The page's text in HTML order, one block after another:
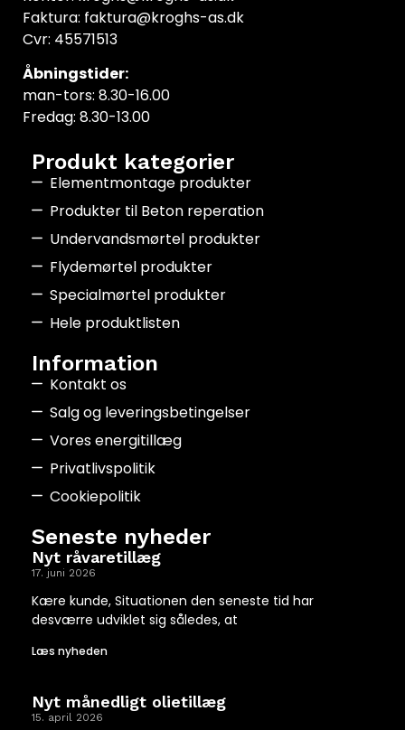
Faktura: faktura@kroghs-as.dk
Cvr: 45571513
Åbningstider:
man-tors: 8.30-16.00
Fredag: 8.30-13.00
Produkt kategorier
Elementmontage produkter
Produkter til Beton reperation
Undervandsmørtel produkter
Flydemørtel produkter
Specialmørtel produkter
Hele produktlisten
Information
Kontakt os
Salg og leveringsbetingelser
Vores energitillæg
Privatlivspolitik
Cookiepolitik
Seneste nyheder
Nyt råvaretillæg
17. juni 2026
Kære kunde, Situationen den seneste tid har
desværre udviklet sig således, at
Læs nyheden
Nyt månedligt olietillæg
15. april 2026